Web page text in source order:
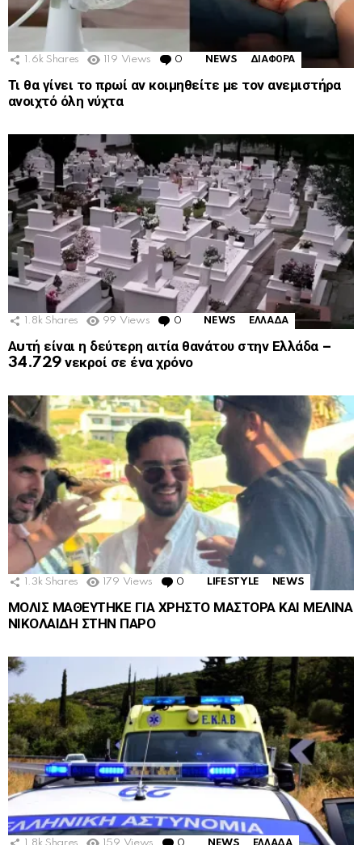
1.6k Shares 119 Views 0 Comments
NEWS ΔΙΑΦΟΡΑ
Τι θα γίνει το πρωί αν κοιμηθείτε με τον ανεμιστήρα
ανοιχτό όλη νύχτα
1.8k Shares 99 Views 0 Comments
NEWS ΕΛΛΑΔΑ
Αuτή είναι η δεύτερη αιτία θανάτου στην Ελλάδα –
34.729 νεκροί σε ένα χρόνο
1.3k Shares 179 Views 0 Comments
LIFESTYLE NEWS
ΜΟΛΙΣ ΜΑΘΕΥΤΗΚΕ ΓΙΑ ΧΡΗΣΤΟ ΜΑΣΤΟΡΑ ΚΑΙ ΜΕΛΙΝΑ
ΝΙΚΟΛΑΙΔΗ ΣΤΗΝ ΠΑΡΟ